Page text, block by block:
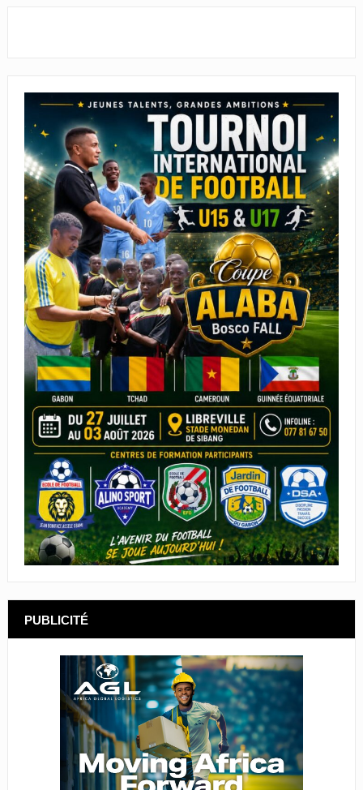
PUBLICITÉ